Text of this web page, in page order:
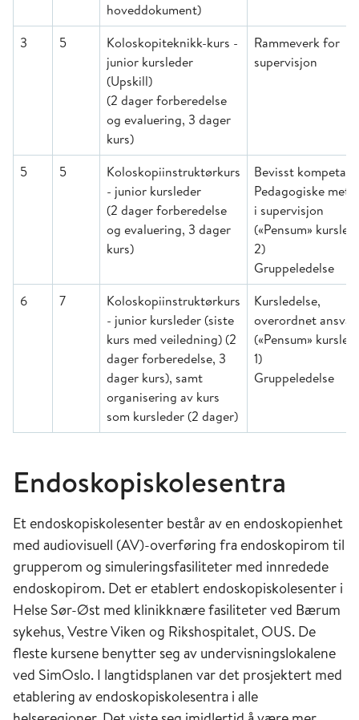
hoveddokument)
3 5
Koloskopiteknikk-kurs -
junior kursleder
(Upskill)
(2 dager forberedelse
og evaluering, 3 dager
kurs)
Rammeverk for
supervisjon
5 5
Koloskopiinstruktørkurs
- junior kursleder
(2 dager forberedelse
og evaluering, 3 dager
kurs)
Bevisst
Pedagogiske
i supervisjon
(«Pensum»
2)
Gruppeledelse
6
7
Koloskopiinstruktørkurs
- junior kursleder (siste
kurs med veiledning) (2
dager forberedelse, 3
dager kurs), samt
organisering av kurs
som kursleder (2 dager)
Kursledelse,
overordnet ansvar
(«Pensum»
1)
Gruppeledelse
Endoskopiskolesentra
Et endoskopiskolesenter består av en endoskopienhet
med audiovisuell (AV)-overføring fra endoskopirom til
grupperom og simuleringsfasiliteter med innredede
endoskopirom. Det er etablert endoskopiskolesenter i
Helse Sør-Øst med klinikknære fasiliteter ved Bærum
sykehus, Vestre Viken og Rikshospitalet, OUS. De
fleste kursene benytter seg av undervisningslokalene
ved SimOslo. I langtidsplanen var det prosjektert med
etablering av endoskopiskolesentra i alle